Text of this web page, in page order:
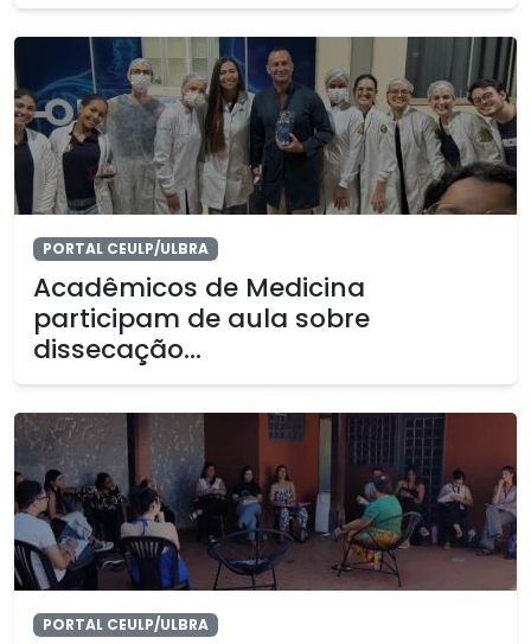
PORTAL CEULP/ULBRA
Acadêmicos de Medicina
participam de aula sobre
dissecação...
PORTAL CEULP/ULBRA